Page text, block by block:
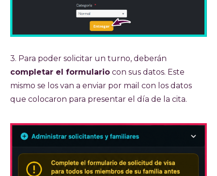
3. Para poder solicitar un turno, deberán
completar el formulario con sus datos. Este
mismo se los van a enviar por mail con los datos
que colocaron para presentar el día de la cita.